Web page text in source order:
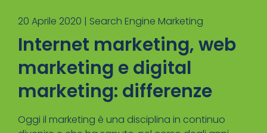
20 Aprile 2020 | Search Engine Marketing
Internet marketing, web
marketing e digital
marketing: differenze
Oggi il marketing è una disciplina in continuo